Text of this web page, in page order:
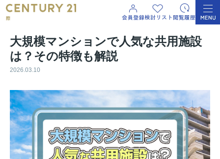
大規模マンションで人気な共用施設
は？その特徴も解説
2026.03.10